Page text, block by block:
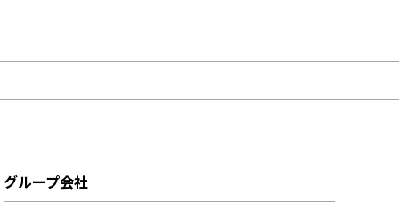
グループ会社